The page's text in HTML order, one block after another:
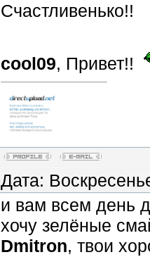
Счастливенько!!
cool09, Привет!!
Дата:
и вам всем день
хочу зелёные
Dmitron, твои